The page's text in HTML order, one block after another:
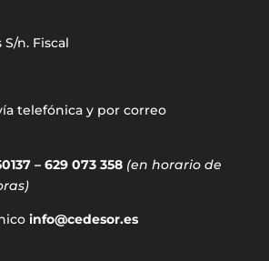
S/n. Fiscal
telefónica y por correo
– 629 073 358 (en horario de
info@cedesor.es